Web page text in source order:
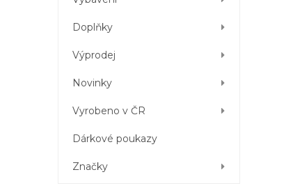
Doplňky
Výprodej
Novinky
Vyrobeno v ČR
Dárkové poukazy
Značky